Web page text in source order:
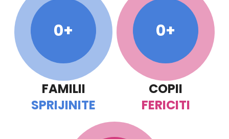
0
FAMILII
SPRIJINITE
0
COPII
FERICITI